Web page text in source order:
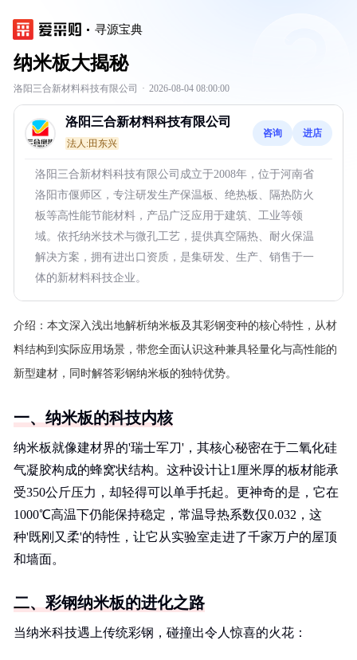
寻源宝典
纳米板大揭秘
洛阳三合新材料科技有限公司 · 2026-08-04 08:00:00
洛阳三合新材料科技有限公司
法人:田东兴
咨询 进店
洛阳三合新材料科技有限公司成立于2008年，位于河南省
洛阳市偃师区，专注研发生产保温板、绝热板、隔热防火
板等高性能节能材料，产品广泛应用于建筑、工业等领
域。依托纳米技术与微孔工艺，提供真空隔热、耐火保温
解决方案，拥有进出口资质，是集研发、生产、销售于一
体的新材料科技企业。
介绍： 本文深入浅出地解析纳米板及其彩钢变种的核心特性，从材
料结构到实际应用场景，带您全面认识这种兼具轻量化与高性能的
新型建材，同时解答彩钢纳米板的独特优势。
一、纳米板的科技内核
纳米板就像建材界的'瑞士军刀'，其核心秘密在于二氧化硅
气凝胶构成的蜂窝状结构。这种设计让1厘米厚的板材能承
受350公斤压力，却轻得可以单手托起。更神奇的是，它在
1000℃高温下仍能保持稳定，常温导热系数仅0.032，这
种'既刚又柔'的特性，让它从实验室走进了千家万户的屋顶
和墙面。
二、彩钢纳米板的进化之路
当纳米科技遇上传统彩钢，碰撞出令人惊喜的火花：